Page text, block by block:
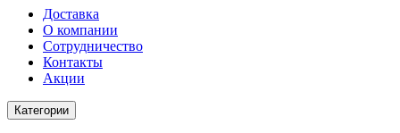
Доставка
О компании
Cотрудничество
Контакты
Акции
Категории